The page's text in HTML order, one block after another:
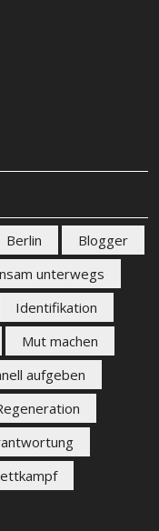
Berlin
Blogger
unterwegs
Identifikation
Mut machen
aufgeben